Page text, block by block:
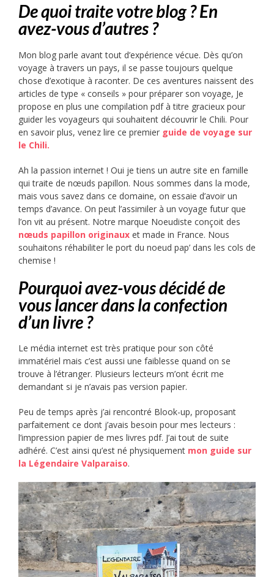
De quoi traite votre blog ? En
avez-vous d’autres ?
Mon blog parle avant tout d’expérience vécue. Dès qu’on
voyage à travers un pays, il se passe toujours quelque
chose d’exotique à raconter. De ces aventures naissent des
articles de type « conseils » pour préparer son voyage, Je
propose en plus une compilation pdf à titre gracieux pour
guider les voyageurs qui souhaitent découvrir le Chili. Pour
en savoir plus, venez lire ce premier guide de voyage sur
le Chili.
Ah la passion internet ! Oui je tiens un autre site en famille
qui traite de nœuds papillon. Nous sommes dans la mode,
mais vous savez dans ce domaine, on essaie d’avoir un
temps d’avance. On peut l’assimiler à un voyage futur que
l’on vit au présent. Notre marque Noeudiste conçoit des
nœuds papillon originaux et made in France. Nous
souhaitons réhabiliter le port du noeud pap’ dans les cols de
chemise !
Pourquoi avez-vous décidé de
vous lancer dans la confection
d’un livre ?
Le média internet est très pratique pour son côté
immatériel mais c’est aussi une faiblesse quand on se
trouve à l’étranger. Plusieurs lecteurs m’ont écrit me
demandant si je n’avais pas version papier.
Peu de temps après j’ai rencontré Blook-up, proposant
parfaitement ce dont j’avais besoin pour mes lecteurs :
l’impression papier de mes livres pdf. J’ai tout de suite
adhéré. C’est ainsi qu’est né physiquement mon guide sur
la Légendaire Valparaiso.